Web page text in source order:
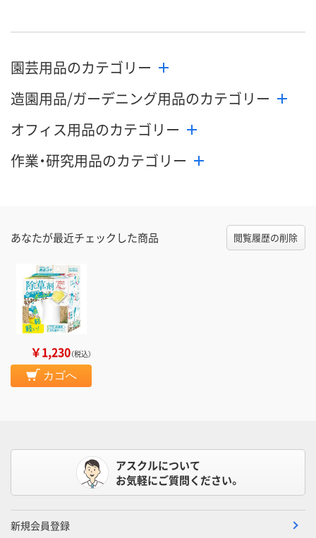
園芸用品のカテゴリー
造園用品/ガーデニング用品のカテゴリー
オフィス用品のカテゴリー
作業・研究用品のカテゴリー
あなたが最近チェックした商品 閲覧履歴の削除
￥1,230（税込）
カゴへ
アスクルについて
お気軽にご質問ください。
新規会員登録